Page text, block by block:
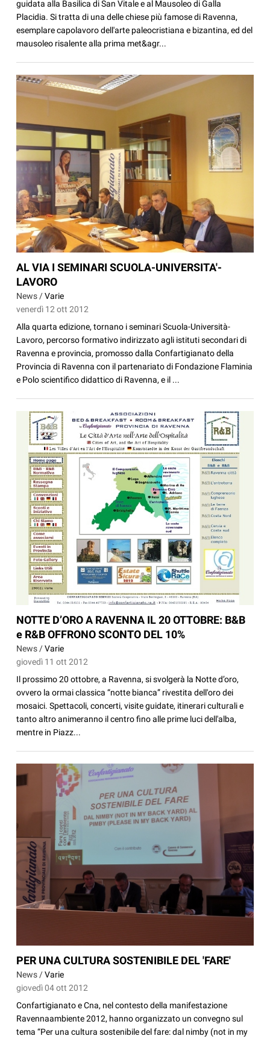
guidata alla Basilica di San Vitale e al Mausoleo di Galla
Placidia. Si tratta di una delle chiese più famose di Ravenna,
esemplare capolavoro dell'arte paleocristiana e bizantina, ed del
mausoleo risalente alla prima met&agr...
AL VIA I SEMINARI SCUOLA-UNIVERSITA'-
LAVORO
News /Varie
venerdì 12 ott 2012
Alla quarta edizione, tornano i seminari Scuola-Università-
Lavoro, percorso formativo indirizzato agli istituti secondari di
Ravenna e provincia, promosso dalla Confartigianato della
Provincia di Ravenna con il partenariato di Fondazione Flaminia
e Polo scientifico didattico di Ravenna, e il ...
NOTTE D’ORO A RAVENNA IL 20 OTTOBRE: B&B
e R&B OFFRONO SCONTO DEL 10%
News /Varie
giovedì 11 ott 2012
Il prossimo 20 ottobre, a Ravenna, si svolgerà la Notte d’oro,
ovvero la ormai classica “notte bianca” rivestita dell'oro dei
mosaici. Spettacoli, concerti, visite guidate, itinerari culturali e
tanto altro animeranno il centro fino alle prime luci dell'alba,
mentre in Piazz...
PER UNA CULTURA SOSTENIBILE DEL 'FARE'
News /Varie
giovedì 04 ott 2012
Confartigianato e Cna, nel contesto della manifestazione
Ravennaambiente 2012, hanno organizzato un convegno sul
tema “Per una cultura sostenibile del fare: dal nimby (not in my